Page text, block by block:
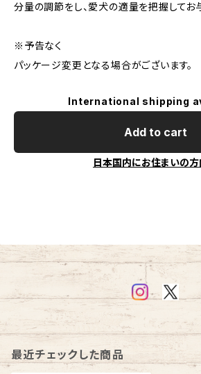
分量の調節をし、愛犬の適量を把握してお
※予告なく
パッケージ変更となる場合がございます。
International shipping
Add to cart
日本国内にお住まいの方
最近チェックした商品